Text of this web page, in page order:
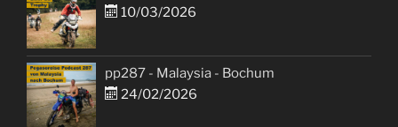
10/03/2026
pp287 - Malaysia - Bochum
24/02/2026